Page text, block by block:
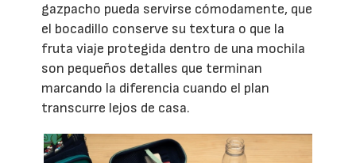
gazpacho pueda servirse cómodamente, que
el bocadillo conserve su textura o que la
fruta viaje protegida dentro de una mochila
son pequeños detalles que terminan
marcando la diferencia cuando el plan
transcurre lejos de casa.